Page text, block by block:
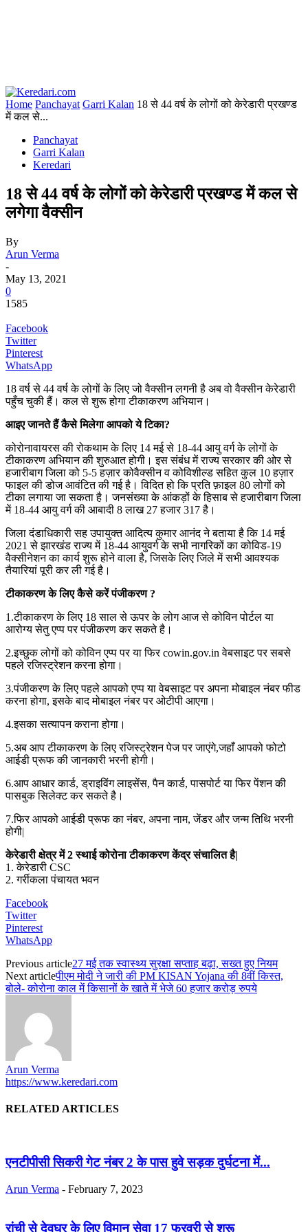
Home Panchayat Garri Kalan 18 से 44 वर्ष के लोगों को केरेडारी प्रखण्ड
में कल से...
Panchayat
Garri Kalan
Keredari
18 से 44 वर्ष के लोगों को केरेडारी प्रखण्ड में कल से
लगेगा वैक्सीन
By
Arun Verma
-
May 13, 2021
0
1585
Facebook
Twitter
Pinterest
WhatsApp
18 वर्ष से 44 वर्ष के लोगों के लिए जो वैक्सीन लगनी है अब वो वैक्सीन केरेडारी
पहुँच चुकी हैं। कल से शुरू होगा टीकाकरण अभियान।
आइए जानते हैं कैसे मिलेगा आपको ये टिका?
कोरोनावायरस की रोकथाम के लिए 14 मई से 18-44 आयु वर्ग के लोगों के
टीकाकरण अभियान की शुरुआत होगी। इस संबंध में राज्य सरकार की ओर से
हजारीबाग जिला को 5-5 हज़ार कोवैक्सीन व कोविशील्ड सहित कुल 10 हज़ार
फाइल की डोज आवंटित की गई है। विदित हो कि प्रति फ़ाइल 80 लोगों को
टीका लगाया जा सकता है। जनसंख्या के आंकड़ों के हिसाब से हजारीबाग जिला
में 18-44 आयु वर्ग की आबादी 8 लाख 27 हजार 317 है।
जिला दंडाधिकारी सह उपायुक्त आदित्य कुमार आनंद ने बताया है कि 14 मई
2021 से झारखंड राज्य में 18-44 आयुवर्ग के सभी नागरिकों का कोविड-19
वैक्सीनेशन का कार्य शुरू होने वाला है, जिसके लिए जिले में सभी आवश्यक
तैयारियां पूरी कर ली गई है।
टीकाकरण के लिए कैसे करें पंजीकरण ?
1.टीकाकरण के लिए 18 साल से ऊपर के लोग आज से कोविन पोर्टल या
आरोग्य सेतु एप्प पर पंजीकरण कर सकते है।
2.इच्छुक लोगों को कोविन एप्प पर या फिर cowin.gov.in वेबसाइट पर सबसे
पहले रजिस्ट्रेशन करना होगा।
3.पंजीकरण के लिए पहले आपको एप्प या वेबसाइट पर अपना मोबाइल नंबर फीड
करना होगा, इसके बाद मोबाइल नंबर पर ओटीपी आएगा।
4.इसका सत्यापन कराना होगा।
5.अब आप टीकाकरण के लिए रजिस्ट्रेशन पेज पर जाएंगे,जहाँ आपको फोटो
आईडी प्रूफ की जानकारी भरनी होगी।
6.आप आधार कार्ड, ड्राइविंग लाइसेंस, पैन कार्ड, पासपोर्ट या फिर पेंशन की
पासबुक सिलेक्ट कर सकते है।
7.फिर आपको आईडी प्रूफ का नंबर, अपना नाम, जेंडर और जन्म तिथि भरनी
होगी|
केरेडारी क्षेत्र में 2 स्थाई कोरोना टीकाकरण केंद्र संचालित है|
1. केरेडारी CSC
2. गर्रीकला पंचायत भवन
Facebook
Twitter
Pinterest
WhatsApp
Previous article27 मई तक स्वास्थ्य सुरक्षा सप्ताह बढ़ा, सख्त हुए नियम
Next articleपीएम मोदी ने जारी की PM KISAN Yojana की 8वीं किस्त,
बोले- कोरोना काल में किसानों के खाते में भेजे 60 हजार करोड़ रुपये
Arun Verma
https://www.keredari.com
RELATED ARTICLES
एनटीपीसी सिकरी गेट नंबर 2 के पास हुवे सड़क दुर्घटना में...
Arun Verma - February 7, 2023
रांची से देवघर के लिए विमान सेवा 17 फरवरी से शुरू